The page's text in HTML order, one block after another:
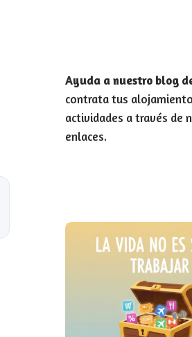
Ayuda a nuestro blog
contrata tus
actividades a través de
enlaces.